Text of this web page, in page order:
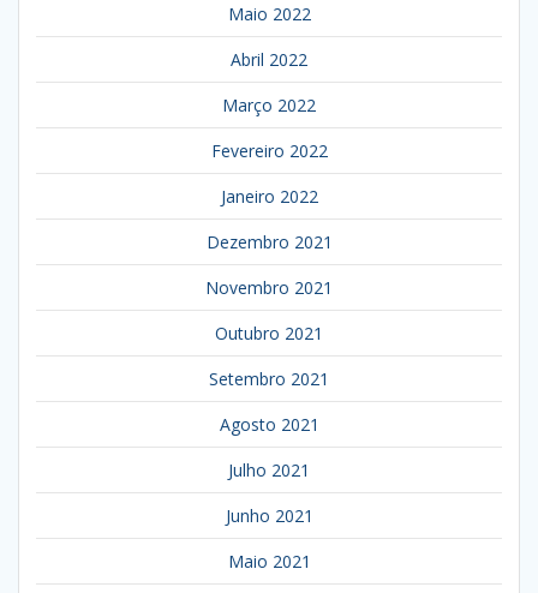
Maio 2022
Abril 2022
Março 2022
Fevereiro 2022
Janeiro 2022
Dezembro 2021
Novembro 2021
Outubro 2021
Setembro 2021
Agosto 2021
Julho 2021
Junho 2021
Maio 2021